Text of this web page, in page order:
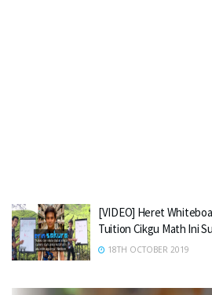
[VIDEO] Heret
Tuition Cikgu Math Ini
18TH OCTOBER 2019